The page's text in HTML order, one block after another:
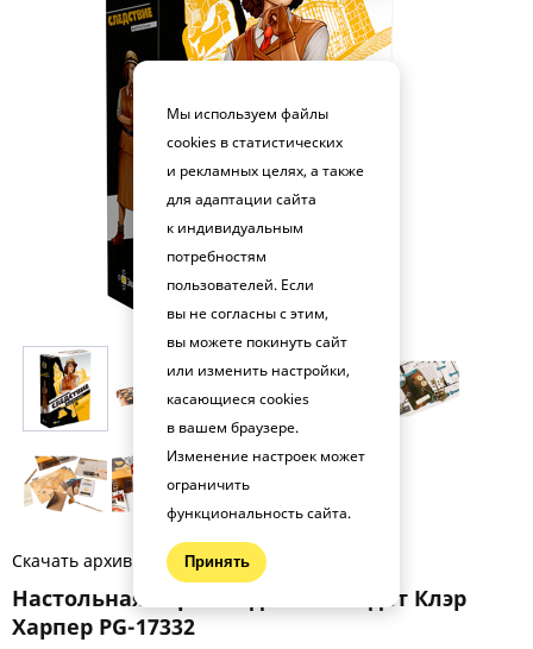
Скачать архив фото (.zip)
Настольная игра Следствие. Ведёт Клэр
Харпер PG-17332
Мы используем файлы
cookies в статистических
и рекламных целях, а также
для адаптации сайта
к индивидуальным
потребностям
пользователей. Если
вы не согласны с этим,
вы можете покинуть сайт
или изменить настройки,
касающиеся cookies
в вашем браузере.
Изменение настроек может
ограничить
функциональность сайта.
Принять